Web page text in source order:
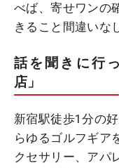
べば、寄せワンの
きること間違いな
話を聞きに行
店」
新宿駅徒歩1分の
らゆるゴルフギア
クセサリー、アパ